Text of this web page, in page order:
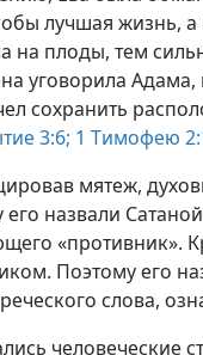
лучшая жизнь,
на плоды, тем
уговорила Адама,
сохранить
3:6; 1 Тимофею
мятеж,
его назвали
«противник».
Поэтому его
слова,
человеческие